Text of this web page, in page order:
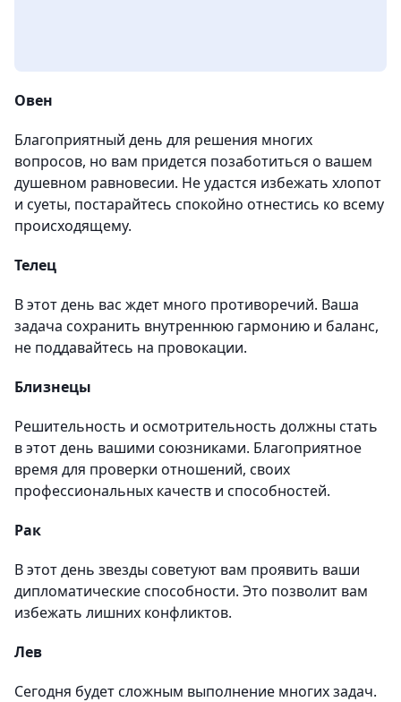
Овен
Благоприятный день для решения многих
вопросов, но вам придется позаботиться о вашем
душевном равновесии. Не удастся избежать хлопот
и суеты, постарайтесь спокойно отнестись ко всему
происходящему.
Телец
В этот день вас ждет много противоречий. Ваша
задача сохранить внутреннюю гармонию и баланс,
не поддавайтесь на провокации.
Близнецы
Решительность и осмотрительность должны стать
в этот день вашими союзниками. Благоприятное
время для проверки отношений, своих
профессиональных качеств и способностей.
Рак
В этот день звезды советуют вам проявить ваши
дипломатические способности. Это позволит вам
избежать лишних конфликтов.
Лев
Сегодня будет сложным выполнение многих задач.